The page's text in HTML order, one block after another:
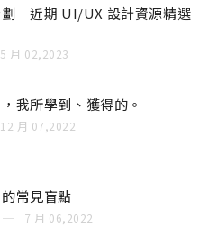
｜近期 UI/UX 設計資源精選
5 月 02,2023
我所學到、獲得的。
12 月 07,2022
常見盲點
7 月 06,2022